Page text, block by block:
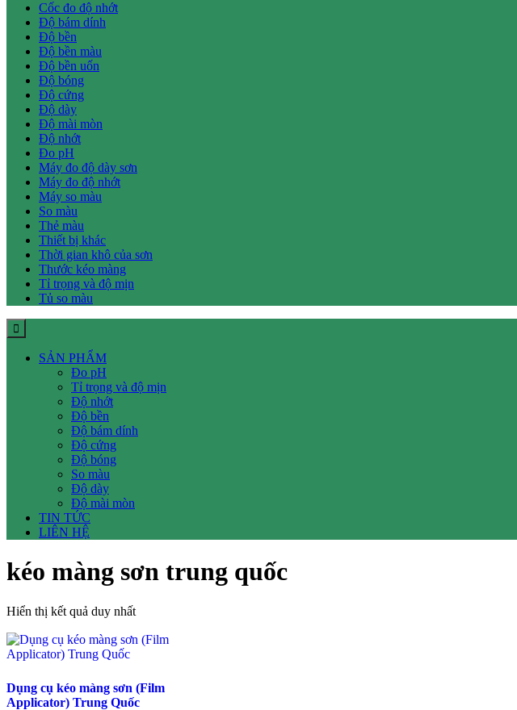
Cốc đo độ nhớt
Độ bám dính
Độ bền
Độ bền màu
Độ bền uốn
Độ bóng
Độ cứng
Độ dày
Độ mài mòn
Độ nhớt
Đo pH
Máy đo độ dày sơn
Máy đo độ nhớt
Máy so màu
So màu
Thẻ màu
Thiết bị khác
Thời gian khô của sơn
Thước kéo màng
Tỉ trọng và độ mịn
Tủ so màu
SẢN PHẨM
Đo pH
Tỉ trọng và độ mịn
Độ nhớt
Độ bền
Độ bám dính
Độ cứng
Độ bóng
So màu
Độ dày
Độ mài mòn
TIN TỨC
LIÊN HỆ
kéo màng sơn trung quốc
Hiển thị kết quả duy nhất
Dụng cụ kéo màng sơn (Film
Applicator) Trung Quốc